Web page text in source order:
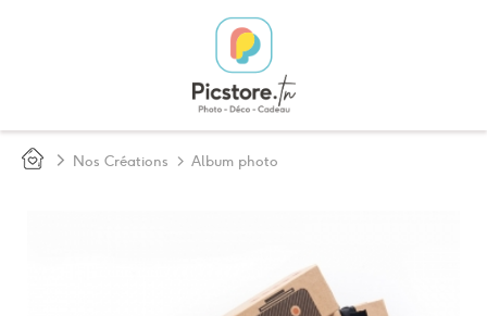
> Nos Créations > Album photo